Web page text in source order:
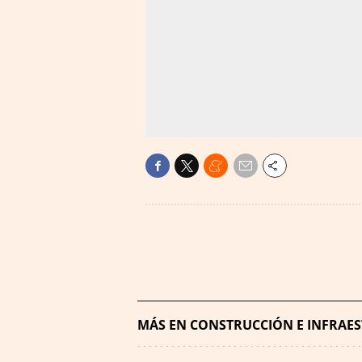
MÁS EN CONSTRUCCIÓN E